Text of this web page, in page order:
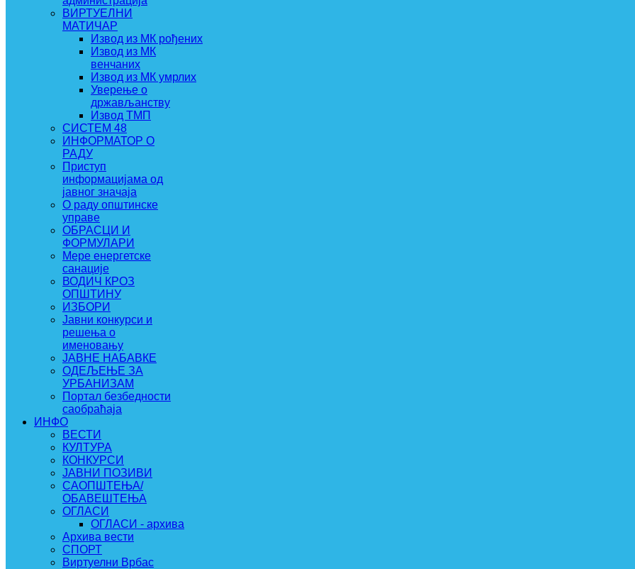
ВИРТУЕЛНИ
МАТИЧАР
Извод из МК рођених
Извод из МК
венчаних
Извод из МК умрлих
Уверење о
држављанству
Извод ТМП
СИСТЕМ 48
ИНФОРМАТОР О
РАДУ
Приступ
информацијама од
јавног значаја
О раду општинске
управе
ОБРАСЦИ И
ФОРМУЛАРИ
Мере енергетске
санације
ВОДИЧ КРОЗ
ОПШТИНУ
ИЗБОРИ
Јавни конкурси и
решења о
именовању
ЈАВНЕ НАБАВКЕ
ОДЕЉЕЊЕ ЗА
УРБАНИЗАМ
Портал безбедности
саобраћаја
ИНФО
ВЕСТИ
КУЛТУРА
КОНКУРСИ
ЈАВНИ ПОЗИВИ
САОПШТЕЊА/
ОБАВЕШТЕЊА
ОГЛАСИ
ОГЛАСИ - архива
Архива вести
СПОРТ
Виртуелни Врбас